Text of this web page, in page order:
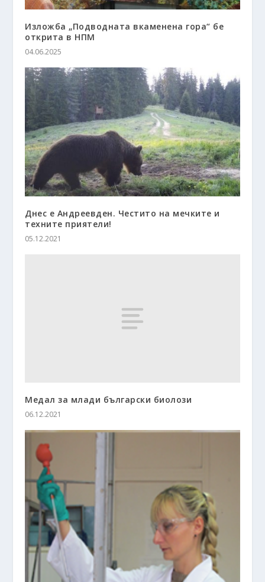
Изложба „Подводната вкаменена гора“ бе
открита в НПМ
04.06.2025
Днес е Андреевден. Честито на мечките и
техните приятели!
05.12.2021
Медал за млади български биолози
06.12.2021